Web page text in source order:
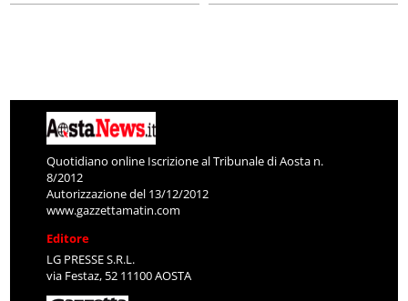
Quotidiano online Iscrizione al Tribunale di Aosta n.
8/2012
Autorizzazione del 13/12/2012
www.gazzettamatin.com
Editore
LG PRESSE S.R.L.
via Festaz, 52 11100 AOSTA